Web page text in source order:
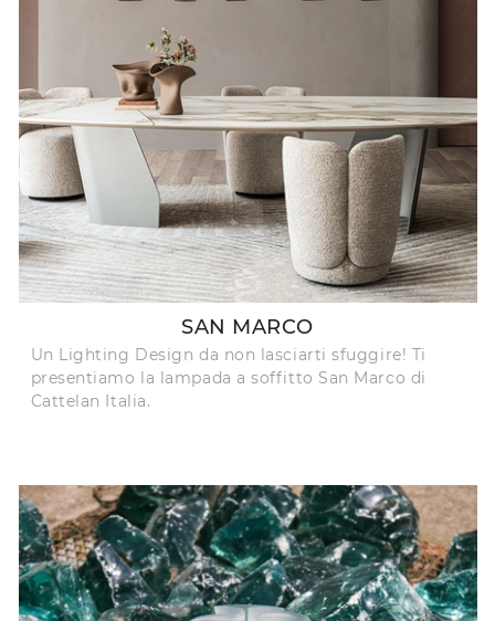
SAN MARCO
Un Lighting Design da non lasciarti sfuggire! Ti
presentiamo la lampada a soffitto San Marco di
Cattelan Italia.